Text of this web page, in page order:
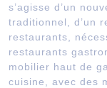
s’agisse d’un
traditionnel, d’un
restaurants,
restaurants
mobilier haut de
cuisine, avec des